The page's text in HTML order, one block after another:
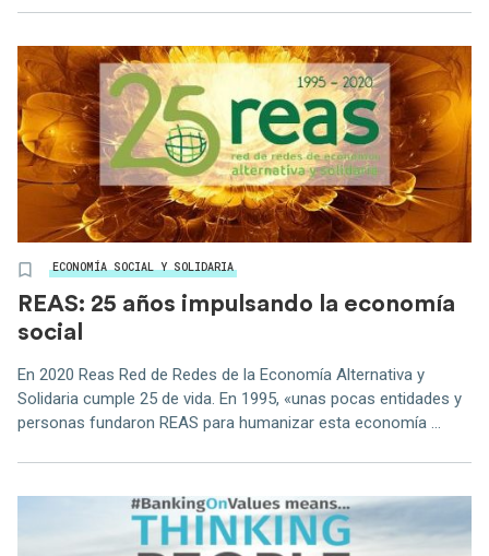
ECONOMÍA SOCIAL Y SOLIDARIA
REAS: 25 años impulsando la economía
social
En 2020 Reas Red de Redes de la Economía Alternativa y
Solidaria cumple 25 de vida. En 1995, «unas pocas entidades y
personas fundaron REAS para humanizar esta economía ...